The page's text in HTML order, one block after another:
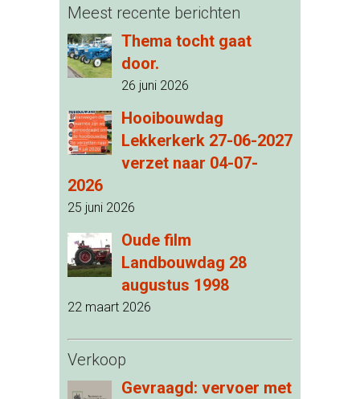
Meest recente berichten
Thema tocht gaat
door.
26 juni 2026
Hooibouwdag
Lekkerkerk 27-06-2027
verzet naar 04-07-
2026
25 juni 2026
Oude film
Landbouwdag 28
augustus 1998
22 maart 2026
Verkoop
Gevraagd: vervoer met